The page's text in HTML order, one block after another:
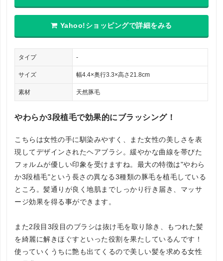
Yahoo!ショッピングで詳細をみる
タイプ -
サイズ 幅4.4×奥行3.3×高さ21.8cm
素材 天然豚毛
やわらか3段植毛で効果的にブラッシング！
こちらは女性の手に馴染みやすく、また女性の美しさを表
現してデザインされたヘアブラシ。緩やかな曲線を帯びた
フォルムが優しい印象を受けますね。最大の特徴は"やわら
か3段植毛"という長さの異なる3種類の豚毛を植毛している
ところ。髪通りが良く地肌までしっかり行き届き、マッサ
ージ効果を得る事ができます。
また2段目3段目のブラシは抜け毛を取り除き、もつれた髪
を綺麗に解きほぐすといった役割を果たしているんです！
使っていくうちに艶も出てくるので美しい髪を求める女性